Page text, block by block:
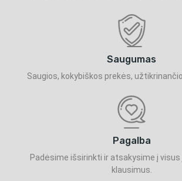
Saugumas
Saugios, kokybiškos prekės,
Pagalba
Padėsime išsirinkti ir atsakysime į
klausimus.